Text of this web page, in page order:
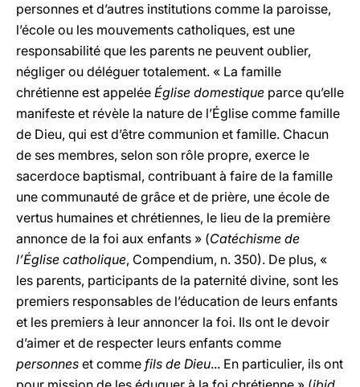
personnes et d’autres institutions comme la paroisse,
l’école ou les mouvements catholiques, est une
responsabilité que les parents ne peuvent oublier,
négliger ou déléguer totalement. « La famille
chrétienne est appelée Église domestique parce qu’elle
manifeste et révèle la nature de l’Église comme famille
de Dieu, qui est d’être communion et famille. Chacun
de ses membres, selon son rôle propre, exerce le
sacerdoce baptismal, contribuant à faire de la famille
une communauté de grâce et de prière, une école de
vertus humaines et chrétiennes, le lieu de la première
annonce de la foi aux enfants » (Catéchisme de
l’Église catholique, Compendium, n. 350). De plus, «
les parents, participants de la paternité divine, sont les
premiers responsables de l’éducation de leurs enfants
et les premiers à leur annoncer la foi. Ils ont le devoir
d’aimer et de respecter leurs enfants comme
personnes et comme fils de Dieu... En particulier, ils ont